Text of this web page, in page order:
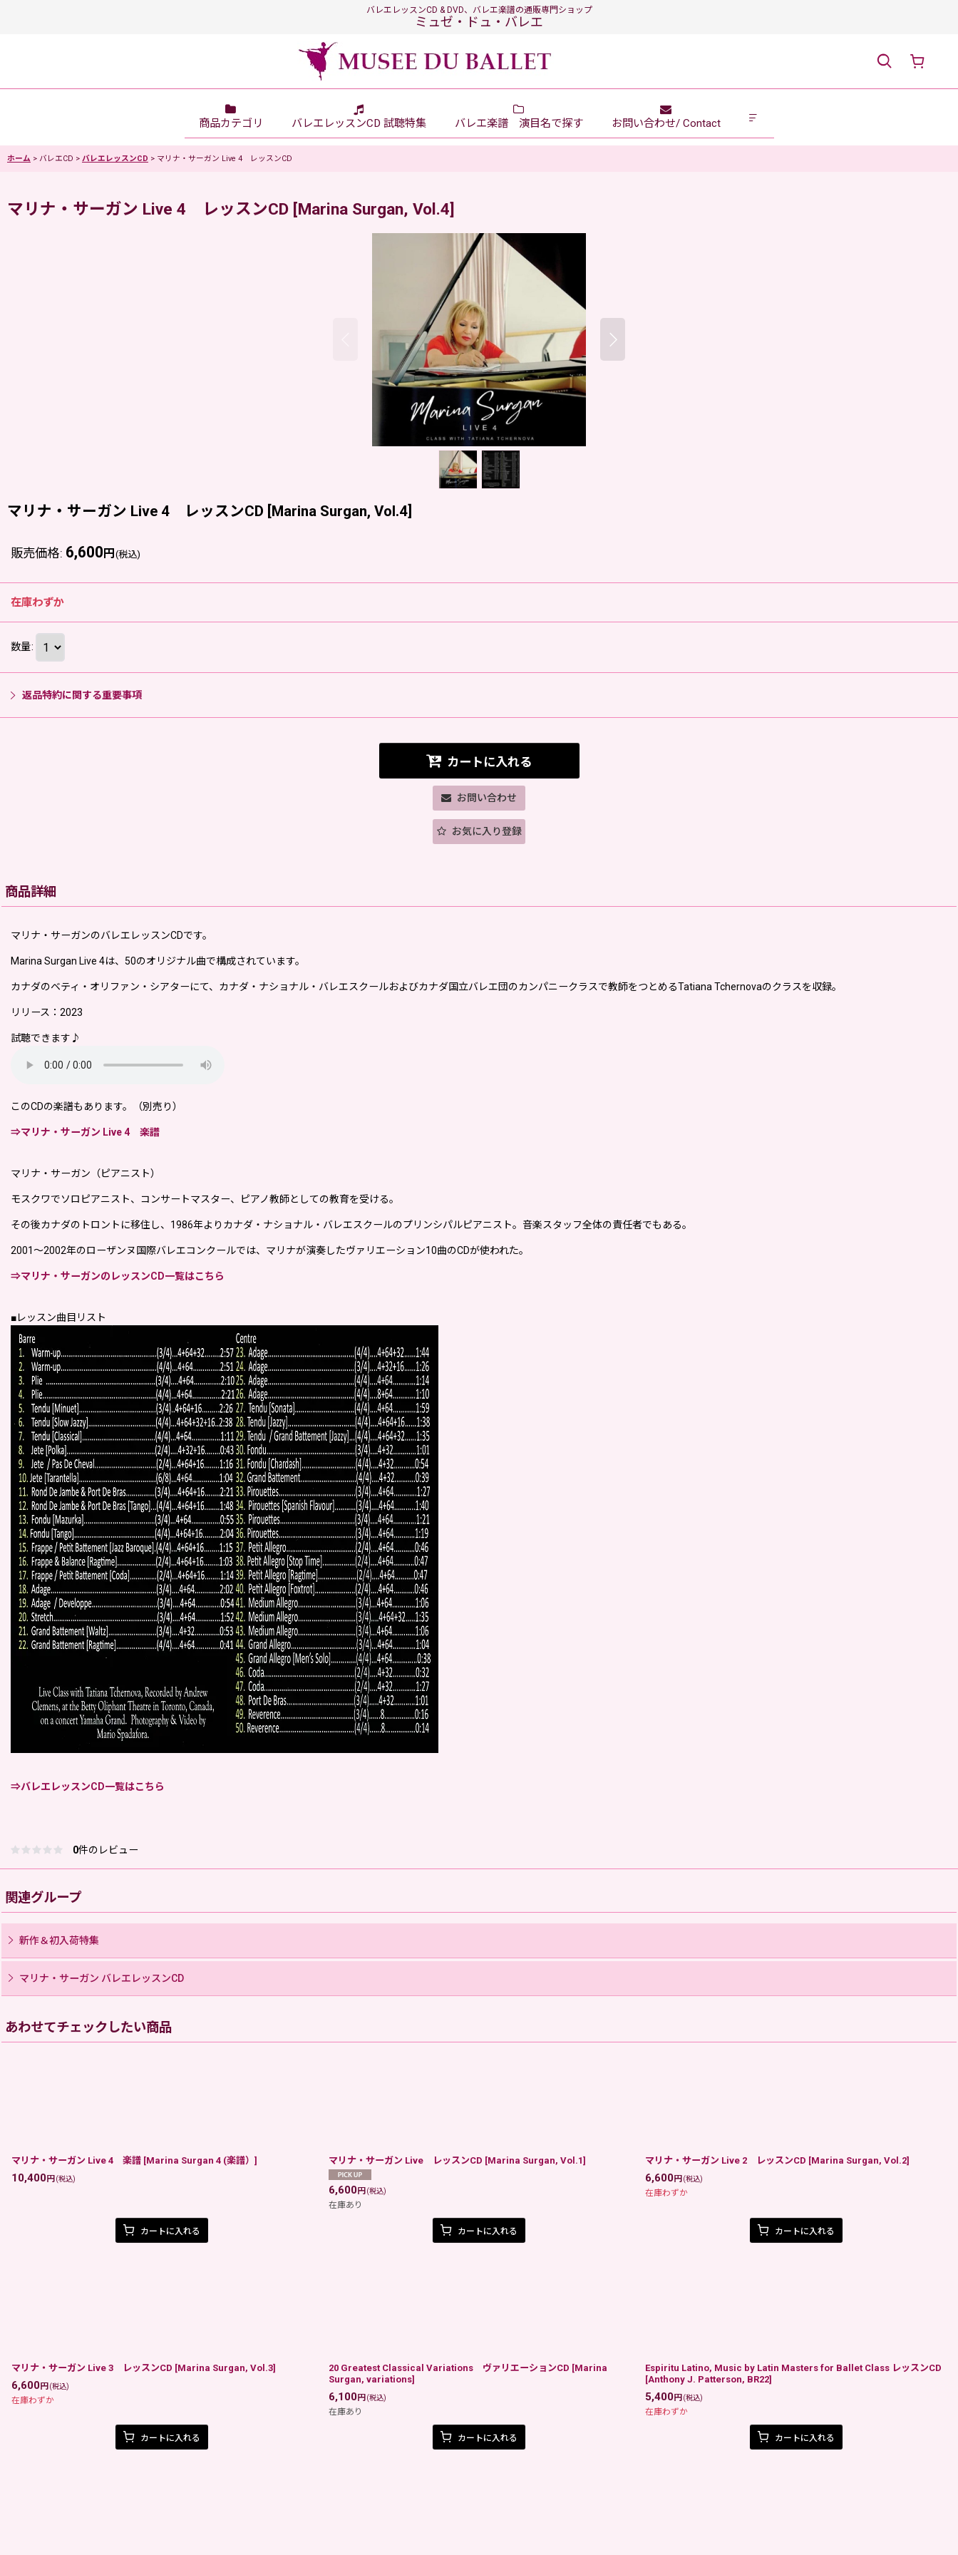
バレエレッスンCD & DVD、バレエ楽譜の通販専門ショップ
ミュゼ・ドュ・バレエ
商品カテゴリ バレエレッスンCD 試聴特集 バレエ楽譜 演目名で探す お問い合わせ/ Contact
ホーム > バレエCD > バレエレッスンCD > マリナ・サーガン Live 4 レッスンCD
マリナ・サーガン Live 4 レッスンCD [Marina Surgan, Vol.4]
マリナ・サーガン Live 4 レッスンCD [Marina Surgan, Vol.4]
販売価格: 6,600 円 (税込)
在庫わずか
数量:
返品特約に関する重要事項
カートに入れる
お問い合わせ
お気に入り登録
商品詳細
マリナ・サーガンのバレエレッスンCDです。
Marina Surgan Live 4は、50のオリジナル曲で構成されています。
カナダのベティ・オリファン・シアターにて、カナダ・ナショナル・バレエスクールおよびカナダ国立バレエ団のカンパニークラスで教師をつとめるTatiana Tchernovaのクラスを収録。
リリース：2023
試聴できます♪
このCDの楽譜もあります。（別売り）
⇒マリナ・サーガン Live 4 楽譜
マリナ・サーガン（ピアニスト）
モスクワでソロピアニスト、コンサートマスター、ピアノ教師としての教育を受ける。
その後カナダのトロントに移住し、1986年よりカナダ・ナショナル・バレエスクールのプリンシパルピアニスト。音楽スタッフ全体の責任者でもある。
2001〜2002年のローザンヌ国際バレエコンクールでは、マリナが演奏したヴァリエーション10曲のCDが使われた。
⇒マリナ・サーガンのレッスンCD一覧はこちら
■レッスン曲目リスト
⇒バレエレッスンCD一覧はこちら
0件のレビュー
関連グループ
新作＆初入荷特集
マリナ・サーガン バレエレッスンCD
あわせてチェックしたい商品
マリナ・サーガン Live 4 楽譜 [Marina Surgan 4 (楽譜） ]
10,400円(税込)
カートに入れる
マリナ・サーガン Live レッスンCD [Marina Surgan, Vol.1]
6,600円 (税込)
在庫あり
カートに入れる
マリナ・サーガン Live 2 レッスンCD [Marina Surgan, Vol.2]
6,600円(税込)
在庫わずか
カートに入れる
マリナ・サーガン Live 3 レッスンCD [Marina Surgan, Vol.3]
6,600円(税込)
在庫わずか
カートに入れる
20 Greatest Classical Variations ヴァリエーションCD [Marina
Surgan, variations]
6,100円 (税込)
在庫あり
カートに入れる
Espiritu Latino, Music by Latin Masters for Ballet Class レッスンCD
[Anthony J. Patterson, BR22]
5,400円(税込)
在庫わずか
カートに入れる